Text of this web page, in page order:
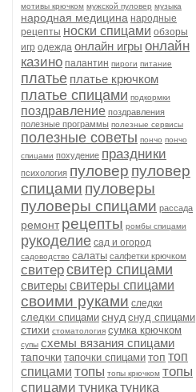
мотивы крючком мужской пуловер музыка
народная медицина народные
рецепты носки спицами обзоры
игр одежда онлайн игры онлайн
казино палантин пироги питание
платье платье крючком
платье спицами подкормки
поздравление поздравления
полезные программы полезные сервисы
полезные советы пончо пончо
спицами похудение праздники
психология пуловер пуловер
спицами пуловеры
пуловеры спицами рассада
ремонт рецепты ромбы спицами
рукоделие сад и огород
садоводство салаты салфетки крючком
свитерсвитер спицами
свитеры свитеры спицами
своими руками следки
следки спицами снуд снуд спицами
стихи стоматология сумка крючком
супы схемы вязания спицами
тапочки тапочки спицами топ топ
спицами топы топы крючком топы
спицами туника туника